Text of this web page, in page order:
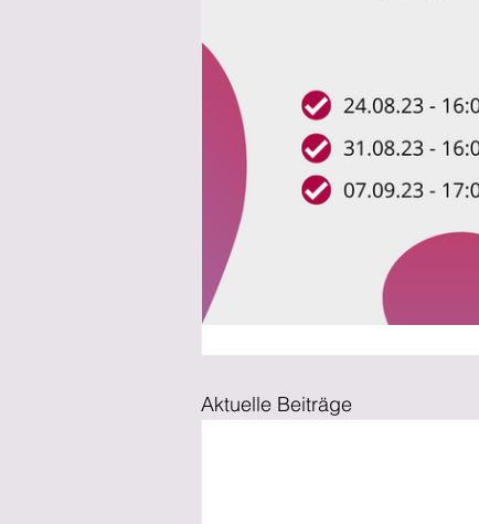
Aktuelle Beiträge